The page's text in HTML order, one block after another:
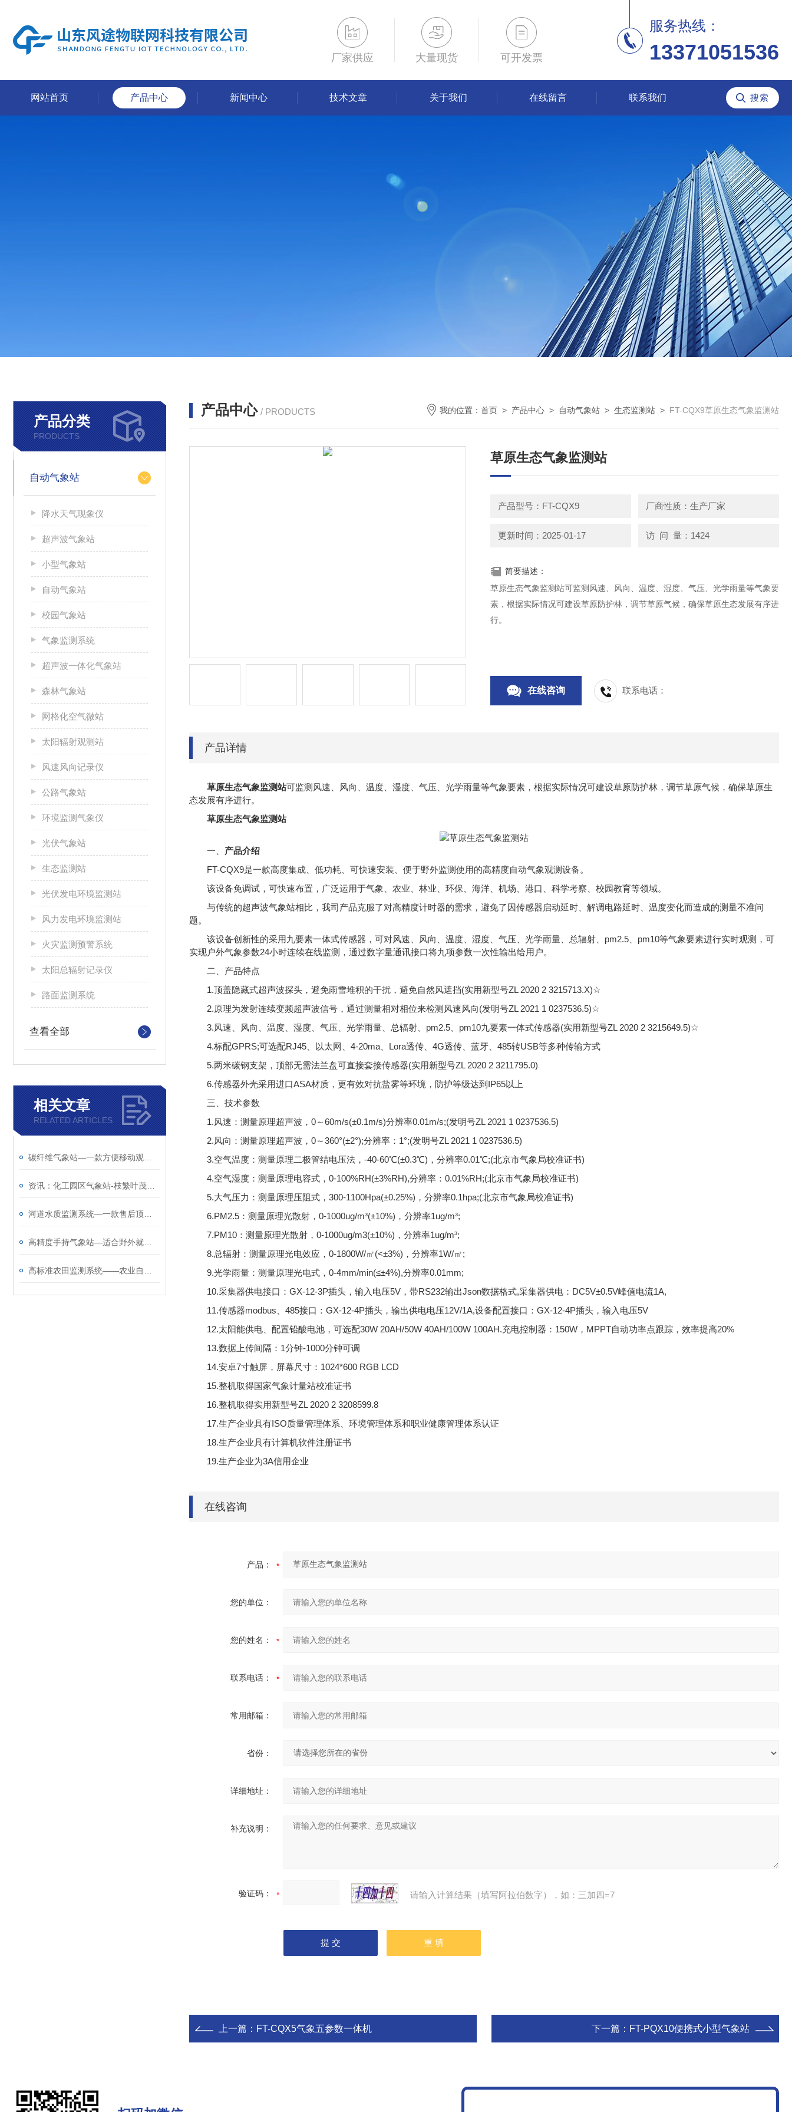
厂家供应 大量现货 可开发票
服务热线：
13371051536
网站首页 产品中心 新闻中心 技术文章 关于我们 在线留言 联系我们
产品分类
PRODUCTS
自动气象站
降水天气现象仪
超声波气象站
小型气象站
自动气象站
校园气象站
气象监测系统
超声波一体化气象站
森林气象站
网格化空气微站
太阳辐射观测站
风速风向记录仪
公路气象站
环境监测气象仪
光伏气象站
生态监测站
光伏发电环境监测站
风力发电环境监测站
火灾监测预警系统
太阳总辐射记录仪
路面监测系统
查看全部
相关文章
RELATED ARTICLES
产品中心 / PRODUCTS 我的位置： 首页 > 产品中心 > 自动气象站 > 生态监测站 > FT-CQX9草原生态气象监测站
草原生态气象监测站
产品型号：FT-CQX9 厂商性质：生产厂家
更新时间：2025-01-17 访 问 量：1424
简要描述：
草原生态气象监测站可监测风速、风向、温度、湿度、气压、光学雨量等气象要
素，根据实际情况可建设草原防护林，调节草原气候，确保草原生态发展有序进
行。
在线咨询 联系电话：
产品详情
草原生态气象监测站可监测风速、风向、温度、湿度、气压、光学雨量等气象要素，根据实际情况可建设草原防护林，调节草原气候，确保草原生
态发展有序进行。
草原生态气象监测站
一、 产品介绍
FT-CQX9是一款高度集成、低功耗、可快速安装、便于野外监测使用的高精度自动气象观测设备。
该设备免调试，可快速布置，广泛运用于气象、农业、林业、环保、海洋、机场、港口、科学考察、校园教育等领域。
与传统的超声波气象站相比，我司产品克服了对高精度计时器的需求，避免了因传感器启动延时、解调电路延时、温度变化而造成的测量不准问
题。
该设备创新性的采用九要素一体式传感器，可对风速、风向、温度、湿度、气压、光学雨量、总辐射、pm2.5、pm10等气象要素进行实时观测，可
实现户外气象参数24小时连续在线监测，通过数字量通讯接口将九项参数一次性输出给用户。
二、产品特点
1.顶盖隐藏式超声波探头，避免雨雪堆积的干扰，避免自然风遮挡(实用新型号ZL 2020 2 3215713.X)☆
2.原理为发射连续变频超声波信号，通过测量相对相位来检测风速风向(发明号ZL 2021 1 0237536.5)☆
3.风速、风向、温度、湿度、气压、光学雨量、总辐射、pm2.5、pm10九要素一体式传感器(实用新型号ZL 2020 2 3215649.5)☆
4.标配GPRS;可选配RJ45、以太网、4-20ma、Lora透传、4G透传、蓝牙、485转USB等多种传输方式
5.两米碳钢支架，顶部无需法兰盘可直接套接传感器(实用新型号ZL 2020 2 3211795.0)
6.传感器外壳采用进口ASA材质，更有效对抗盐雾等环境，防护等级达到IP65以上
三、技术参数
1.风速：测量原理超声波，0～60m/s(±0.1m/s)分辨率0.01m/s;(发明号ZL 2021 1 0237536.5)
2.风向：测量原理超声波，0～360°(±2°);分辨率：1°;(发明号ZL 2021 1 0237536.5)
3.空气温度：测量原理二极管结电压法，-40-60℃(±0.3℃)，分辨率0.01℃;(北京市气象局校准证书)
4.空气湿度：测量原理电容式，0-100%RH(±3%RH),分辨率：0.01%RH;(北京市气象局校准证书)
5.大气压力：测量原理压阻式，300-1100Hpa(±0.25%)，分辨率0.1hpa;(北京市气象局校准证书)
6.PM2.5：测量原理光散射，0-1000ug/m³(±10%)，分辨率1ug/m³;
7.PM10：测量原理光散射，0-1000ug/m3(±10%)，分辨率1ug/m³;
8.总辐射：测量原理光电效应，0-1800W/㎡(<±3%)，分辨率1W/㎡;
9.光学雨量：测量原理光电式，0-4mm/min(≤±4%),分辨率0.01mm;
10.采集器供电接口：GX-12-3P插头，输入电压5V，带RS232输出Json数据格式,采集器供电：DC5V±0.5V峰值电流1A,
11.传感器modbus、485接口：GX-12-4P插头，输出供电电压12V/1A,设备配置接口：GX-12-4P插头，输入电压5V
12.太阳能供电、配置铅酸电池，可选配30W 20AH/50W 40AH/100W 100AH.充电控制器：150W，MPPT自动功率点跟踪，效率提高20%
13.数据上传间隔：1分钟-1000分钟可调
14.安卓7寸触屏，屏幕尺寸：1024*600 RGB LCD
15.整机取得国家气象计量站校准证书
16.整机取得实用新型号ZL 2020 2 3208599.8
17.生产企业具有ISO质量管理体系、环境管理体系和职业健康管理体系认证
18.生产企业具有计算机软件注册证书
19.生产企业为3A信用企业
在线咨询
产品：
您的单位：
您的姓名：
联系电话：
常用邮箱：
省份：
详细地址：
补充说明：
验证码： 请输入计算结果（填写阿拉伯数字），如：三加四=7
上一篇： FT-CQX5气象五参数一体机 下一篇： FT-PQX10便携式小型气象站